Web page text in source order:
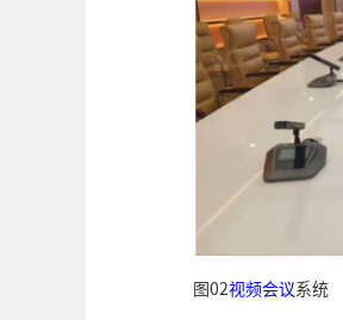
图02视频会议系统